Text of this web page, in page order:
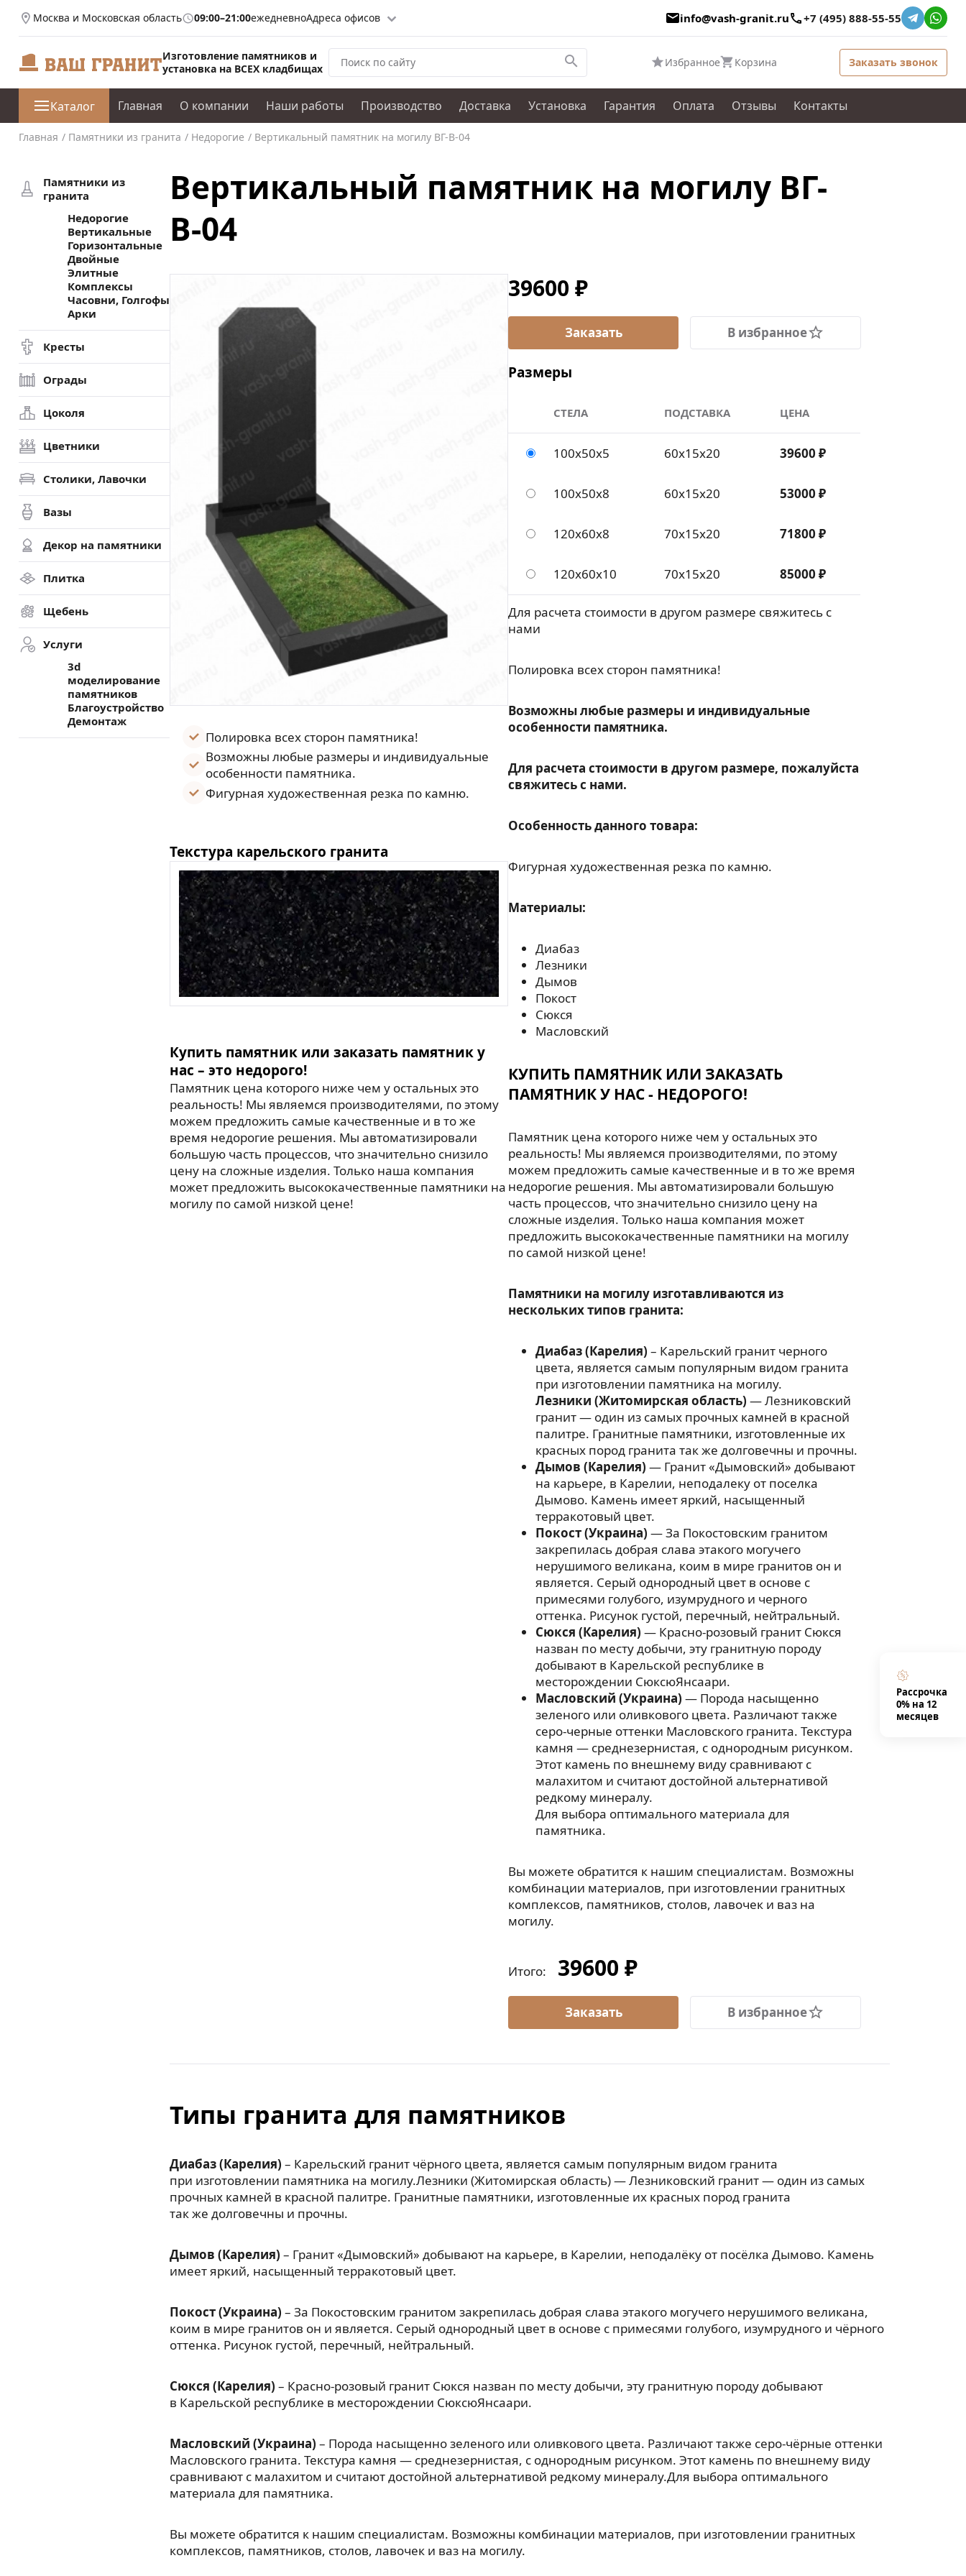
Москва и Московская область 09:00–21:00ежедневноАдреса офисов info@vash-granit.ru +7 (495) 888-55-55
Изготовление памятников и
установка на ВСЕХ кладбищах
Избранное Корзина Заказать звонок
Каталог Главная О компании Наши работы Производство Доставка Установка Гарантия Оплата Отзывы Контакты
Главная Памятники из гранита Недорогие Вертикальный памятник на могилу ВГ-В-04
Памятники из
гранита
Недорогие
Вертикальные
Горизонтальные
Двойные
Элитные
Комплексы
Часовни, Голгофы
Арки
Кресты
Ограды
Цоколя
Цветники
Столики, Лавочки
Вазы
Декор на памятники
Плитка
Щебень
Услуги
3d
моделирование
памятников
Благоустройство
Демонтаж
Вертикальный памятник на могилу ВГ-
В-04
Полировка всех сторон памятника!
Возможны любые размеры и индивидуальные
особенности памятника.
Фигурная художественная резка по камню.
Текстура карельского гранита
Купить памятник или заказать памятник у
нас – это недорого!
Памятник цена которого ниже чем у остальных это
реальность! Мы являемся производителями, по этому
можем предложить самые качественные и в то же
время недорогие решения. Мы автоматизировали
большую часть процессов, что значительно снизило
цену на сложные изделия. Только наша компания
может предложить высококачественные памятники на
могилу по самой низкой цене!
39600 ₽
В избранное
Размеры
СТЕЛА ПОДСТАВКА ЦЕНА
100x50x5 60х15х20 39600 ₽
100x50x8 60х15х20 53000 ₽
120х60х8 70х15х20 71800 ₽
120х60х10 70х15х20 85000 ₽
Для расчета стоимости в другом размере свяжитесь с
нами
Полировка всех сторон памятника!
Возможны любые размеры и индивидуальные
особенности памятника.
Для расчета стоимости в другом размере, пожалуйста
свяжитесь с нами.
Особенность данного товара:
Фигурная художественная резка по камню.
Материалы:
Диабаз
Лезники
Дымов
Покост
Сюкся
Масловский
КУПИТЬ ПАМЯТНИК ИЛИ ЗАКАЗАТЬ
ПАМЯТНИК У НАС - НЕДОРОГО!
Памятник цена которого ниже чем у остальных это
реальность! Мы являемся производителями, по этому
можем предложить самые качественные и в то же время
недорогие решения. Мы автоматизировали большую
часть процессов, что значительно снизило цену на
сложные изделия. Только наша компания может
предложить высококачественные памятники на могилу
по самой низкой цене!
Памятники на могилу изготавливаются из
нескольких типов гранита:
Диабаз (Карелия) – Карельский гранит черного
цвета, является самым популярным видом гранита
при изготовлении памятника на могилу.
Лезники (Житомирская область) — Лезниковский
гранит — один из самых прочных камней в красной
палитре. Гранитные памятники, изготовленные их
красных пород гранита так же долговечны и прочны.
Дымов (Карелия) — Гранит «Дымовский» добывают
на карьере, в Карелии, неподалеку от поселка
Дымово. Камень имеет яркий, насыщенный
терракотовый цвет.
Покост (Украина) — За Покостовским гранитом
закрепилась добрая слава этакого могучего
нерушимого великана, коим в мире гранитов он и
является. Серый однородный цвет в основе с
примесями голубого, изумрудного и черного
оттенка. Рисунок густой, перечный, нейтральный.
Сюкся (Карелия) — Красно-розовый гранит Сюкся
назван по месту добычи, эту гранитную породу
добывают в Карельской республике в
месторождении СюксюЯнсаари.
Масловский (Украина) — Порода насыщенно
зеленого или оливкового цвета. Различают также
серо-черные оттенки Масловского гранита. Текстура
камня — среднезернистая, с однородным рисунком.
Этот камень по внешнему виду сравнивают с
малахитом и считают достойной альтернативой
редкому минералу.
Для выбора оптимального материала для
памятника.
Вы можете обратится к нашим специалистам. Возможны
комбинации материалов, при изготовлении гранитных
комплексов, памятников, столов, лавочек и ваз на
могилу.
Итого: 39600 ₽
В избранное
Типы гранита для памятников
Диабаз (Карелия) – Карельский гранит чёрного цвета, является самым популярным видом гранита
при изготовлении памятника на могилу.Лезники (Житомирская область) — Лезниковский гранит — один из самых
прочных камней в красной палитре. Гранитные памятники, изготовленные их красных пород гранита
так же долговечны и прочны.
Дымов (Карелия) – Гранит «Дымовский» добывают на карьере, в Карелии, неподалёку от посёлка Дымово. Камень
имеет яркий, насыщенный терракотовый цвет.
Покост (Украина) – За Покостовским гранитом закрепилась добрая слава этакого могучего нерушимого великана,
коим в мире гранитов он и является. Серый однородный цвет в основе с примесями голубого, изумрудного и чёрного
оттенка. Рисунок густой, перечный, нейтральный.
Сюкся (Карелия) – Красно-розовый гранит Сюкся назван по месту добычи, эту гранитную породу добывают
в Карельской республике в месторождении СюксюЯнсаари.
Масловский (Украина) – Порода насыщенно зеленого или оливкового цвета. Различают также серо-чёрные оттенки
Масловского гранита. Текстура камня — среднезернистая, с однородным рисунком. Этот камень по внешнему виду
сравнивают с малахитом и считают достойной альтернативой редкому минералу.Для выбора оптимального
материала для памятника.
Вы можете обратится к нашим специалистам. Возможны комбинации материалов, при изготовлении гранитных
комплексов, памятников, столов, лавочек и ваз на могилу.
Рассрочка
0% на 12
месяцев